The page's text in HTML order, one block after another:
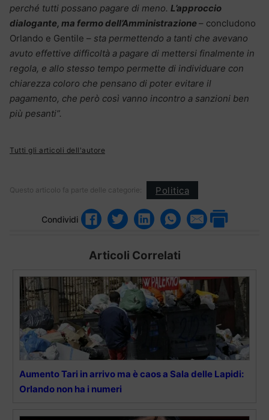
perché tutti possano pagare di meno. L’approccio
dialogante, ma fermo dell’Amministrazione– concludono
Orlando e Gentile – sta permettendo a tanti che avevano
avuto effettive difficoltà a pagare di mettersi finalmente in
regola, e allo stesso tempo permette di individuare con
chiarezza coloro che pensano di poter evitare il
pagamento, che però così vanno incontro a sanzioni ben
più pesanti”.
Tutti gli articoli dell'autore
Questo articolo fa parte delle categorie: Politica
Condividi
Articoli Correlati
Aumento Tari in arrivo ma è caos a Sala delle Lapidi:
Orlando non ha i numeri